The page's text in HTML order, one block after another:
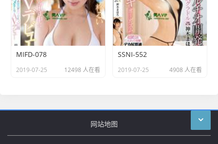
MIFD-078
2019-07-25 12498 人在看
SSNI-552
2019-07-25 4908 人在看
网站地图